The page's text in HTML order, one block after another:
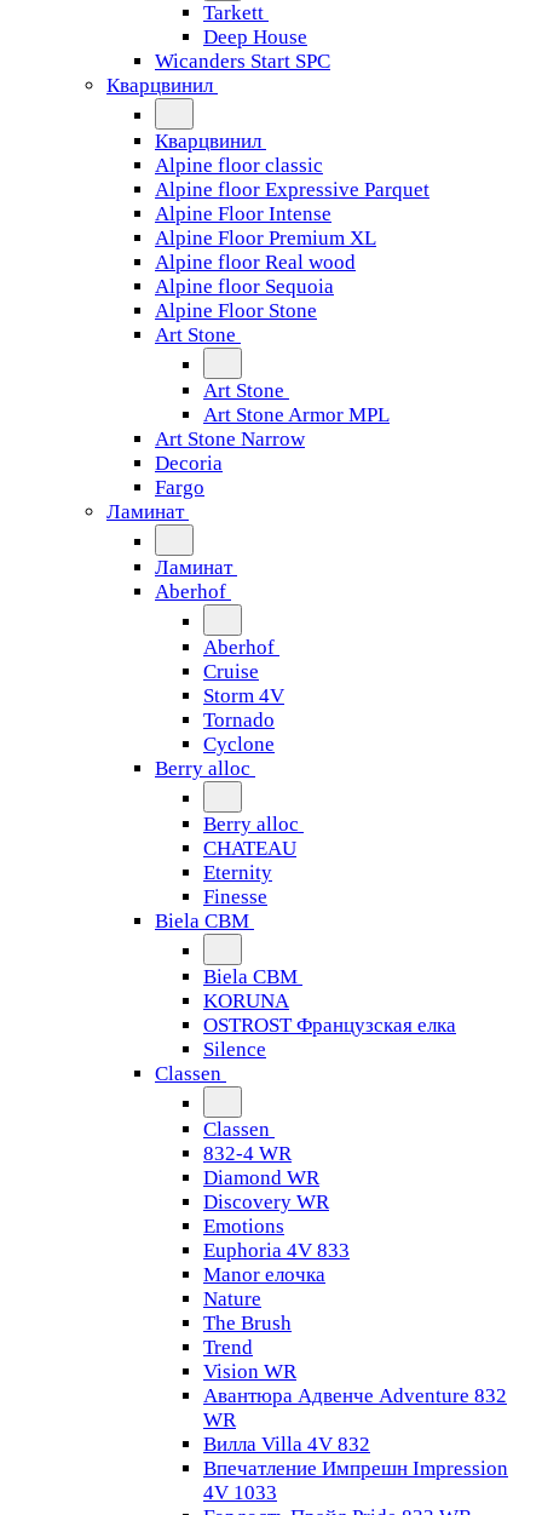
Tarkett
Deep House
Wicanders Start SPC
Кварцвинил
Кварцвинил
Alpine floor classic
Alpine floor Expressive Parquet
Alpine Floor Intense
Alpine Floor Premium XL
Alpine floor Real wood
Alpine floor Sequoia
Alpine Floor Stone
Art Stone
Art Stone
Art Stone Armor MPL
Art Stone Narrow
Decoria
Fargo
Ламинат
Ламинат
Aberhof
Aberhof
Cruise
Storm 4V
Tornado
Сyclone
Berry alloc
Berry alloc
CHATEAU
Eternity
Finesse
Biela CBM
Biela CBM
KORUNA
OSTROST Французская елка
Silence
Classen
Classen
832-4 WR
Diamond WR
Discovery WR
Emotions
Euphoria 4V 833
Manor елочка
Nature
The Brush
Trend
Vision WR
Авантюра Адвенче Adventure 832
WR
Вилла Villa 4V 832
Впечатление Импрешн Impression
4V 1033